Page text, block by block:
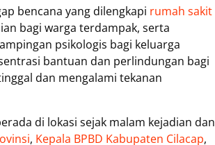
bencana yang dilengkapi rumah sakit
bagi warga terdampak, serta
psikologis bagi keluarga
bantuan dan perlindungan bagi
dan mengalami tekanan
di lokasi sejak malam kejadian dan
, Kepala BPBD Kabupaten Cilacap,